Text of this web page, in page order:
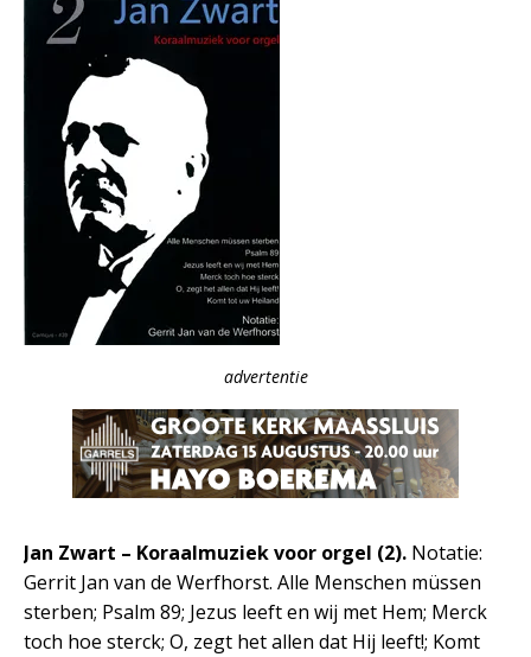
advertentie
Jan Zwart – Koraalmuziek voor orgel (2). Notatie:
Gerrit Jan van de Werfhorst. Alle Menschen müssen
sterben; Psalm 89; Jezus leeft en wij met Hem; Merck
toch hoe sterck; O, zegt het allen dat Hij leeft!; Komt